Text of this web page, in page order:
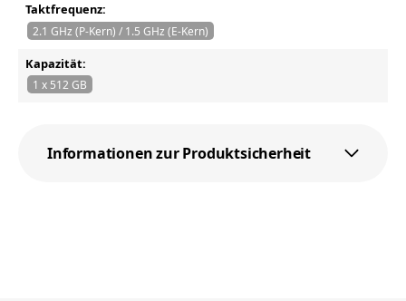
Taktfrequenz:
2.1 GHz (P-Kern) / 1.5 GHz (E-Kern)
Kapazität:
1 x 512 GB
Informationen zur Produktsicherheit